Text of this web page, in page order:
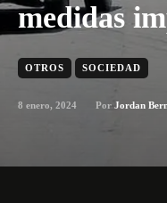
medidas
OTROS SOCIEDAD
8 enero, 2024 Por Jordan